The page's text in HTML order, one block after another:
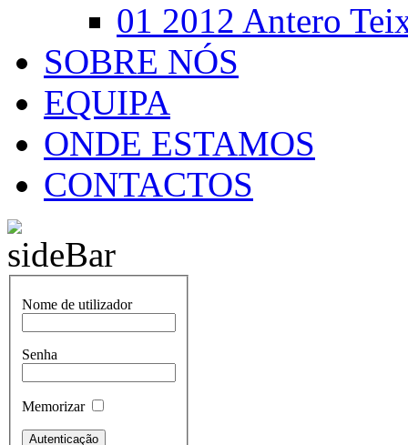
01 2012 Antero
SOBRE NÓS
EQUIPA
ONDE ESTAMOS
CONTACTOS
Nome de utilizador
Senha
Memorizar